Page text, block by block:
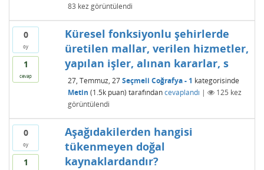
83 kez görüntülendi
0
oy
1
cevap
Küresel fonksiyonlu şehirlerde
üretilen mallar, verilen hizmetler,
yapılan işler, alınan kararlar, s
27, Temmuz, 27 Seçmeli Coğrafya - 1 kategorisinde
Metin (1.5kpuan) tarafından cevaplandı | 125 kez
görüntülendi
0
oy
1
Aşağıdakilerden hangisi
tükenmeyen doğal
kaynaklardandır?